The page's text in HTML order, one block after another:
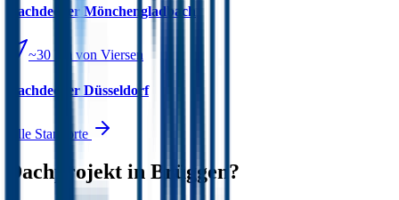
Dachdecker Mönchengladbach
~30 km von Viersen
Dachdecker Düsseldorf
Alle Standorte
Dachprojekt in Brüggen?